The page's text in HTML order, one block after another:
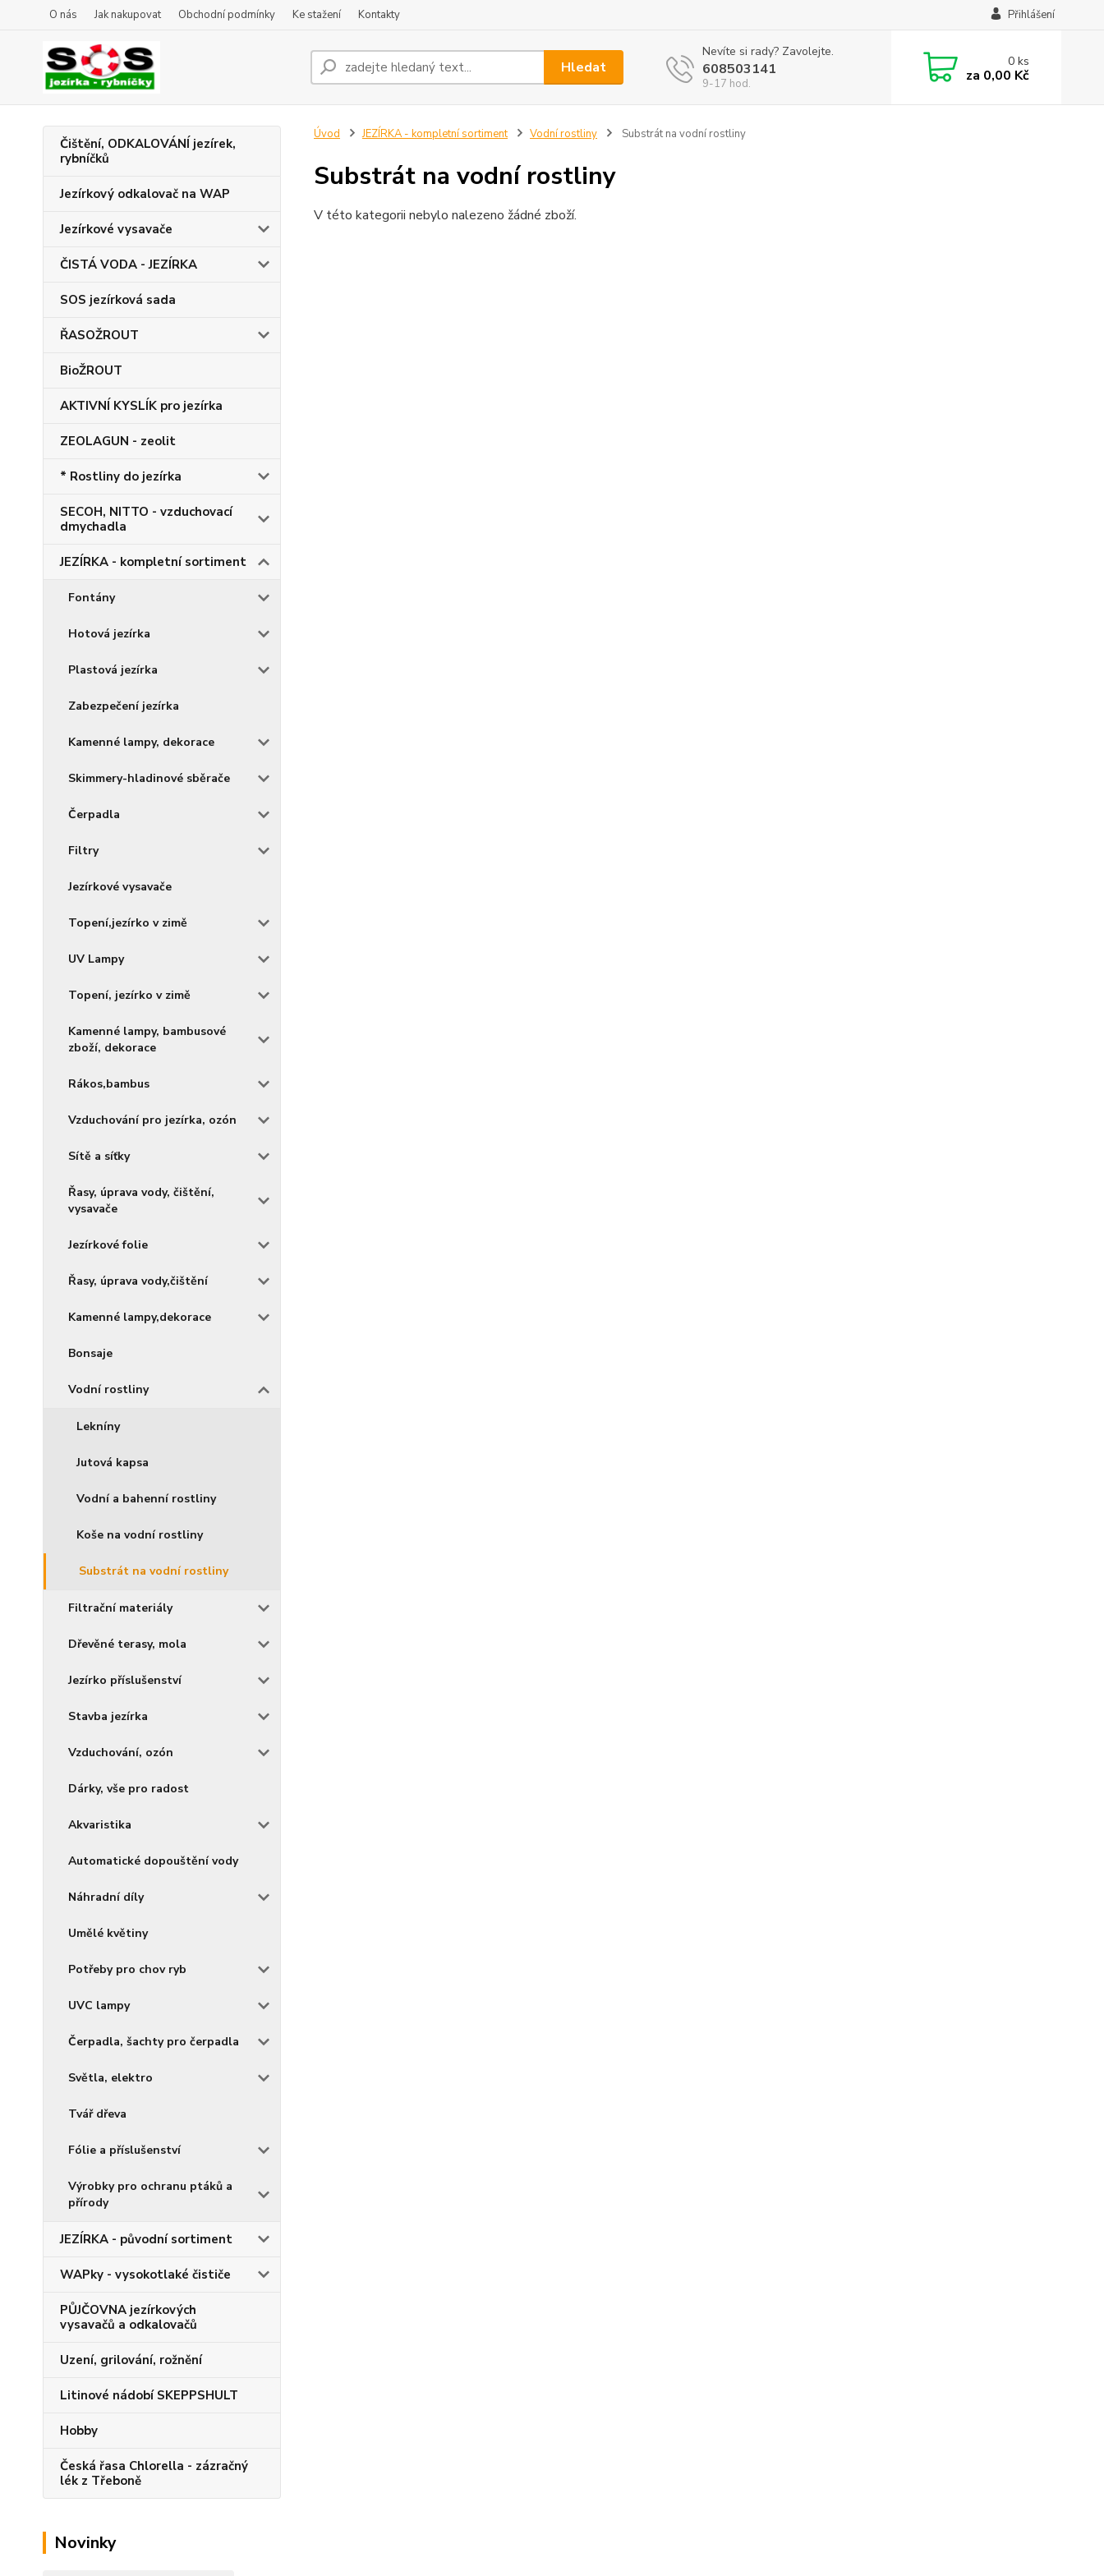
O nás Jak nakupovat Obchodní podmínky Ke stažení Kontakty Přihlášení
Hledat
Nevíte si rady? Zavolejte.
608503141
9-17 hod.
0ks
za 0,00 Kč
Čištění, ODKALOVÁNÍ jezírek,
rybníčků
Jezírkový odkalovač na WAP
Jezírkové vysavače
ČISTÁ VODA - JEZÍRKA
SOS jezírková sada
ŘASOŽROUT
BioŽROUT
AKTIVNÍ KYSLÍK pro jezírka
ZEOLAGUN - zeolit
* Rostliny do jezírka
SECOH, NITTO - vzduchovací
dmychadla
JEZÍRKA - kompletní sortiment
Fontány
Hotová jezírka
Plastová jezírka
Zabezpečení jezírka
Kamenné lampy, dekorace
Skimmery-hladinové sběrače
Čerpadla
Filtry
Jezírkové vysavače
Topení,jezírko v zimě
UV Lampy
Topení, jezírko v zimě
Kamenné lampy, bambusové
zboží, dekorace
Rákos,bambus
Vzduchování pro jezírka, ozón
Sítě a síťky
Řasy, úprava vody, čištění,
vysavače
Jezírkové folie
Řasy, úprava vody,čištění
Kamenné lampy,dekorace
Bonsaje
Vodní rostliny
Lekníny
Jutová kapsa
Vodní a bahenní rostliny
Koše na vodní rostliny
Substrát na vodní rostliny
Filtrační materiály
Dřevěné terasy, mola
Jezírko příslušenství
Stavba jezírka
Vzduchování, ozón
Dárky, vše pro radost
Akvaristika
Automatické dopouštění vody
Náhradní díly
Umělé květiny
Potřeby pro chov ryb
UVC lampy
Čerpadla, šachty pro čerpadla
Světla, elektro
Tvář dřeva
Fólie a příslušenství
Výrobky pro ochranu ptáků a
přírody
JEZÍRKA - původní sortiment
WAPky - vysokotlaké čističe
PŮJČOVNA jezírkových
vysavačů a odkalovačů
Uzení, grilování, rožnění
Litinové nádobí SKEPPSHULT
Hobby
Česká řasa Chlorella - zázračný
lék z Třeboně
Novinky
Úvod JEZÍRKA - kompletní sortiment Vodní rostliny Substrát na vodní rostliny
Substrát na vodní rostliny
V této kategorii nebylo nalezeno žádné zboží.